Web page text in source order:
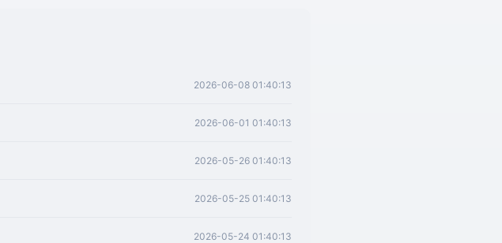
2026-06-08 01:40:13
2026-06-01 01:40:13
2026-05-26 01:40:13
2026-05-25 01:40:13
2026-05-24 01:40:13